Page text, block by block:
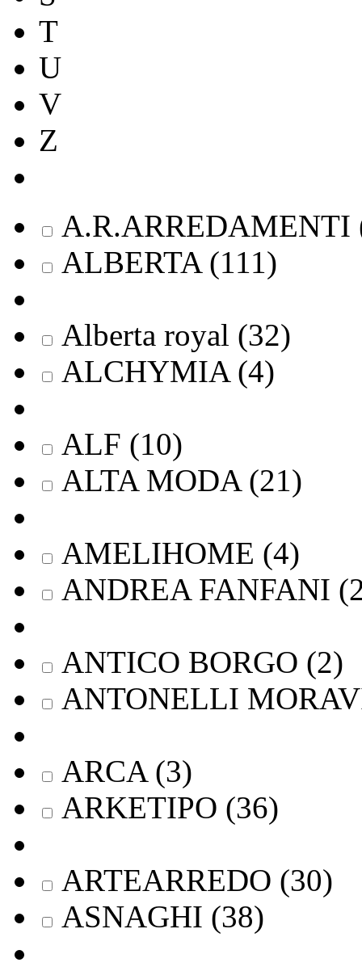
T
U
V
Z
A.R.ARREDAMENTI
ALBERTA (111)
Alberta royal (32)
ALCHYMIA (4)
ALF (10)
ALTA MODA (21)
AMELIHOME (4)
ANDREA FANFANI (
ANTICO BORGO (2)
ANTONELLI
ARCA (3)
ARKETIPO (36)
ARTEARREDO (30)
ASNAGHI (38)